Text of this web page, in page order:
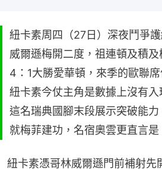
紐卡素周四（27日）深夜鬥爭
威爾遜梅開二度，祖連頓及積
4：1大勝愛華頓，來季的歐聯席
紐卡素今仗主角是數據上沒有入
這名瑞典國腳末段展示突破能
就梅菲建功，名宿奧雲更直言是
紐卡素憑哥林威爾遜門前補射先